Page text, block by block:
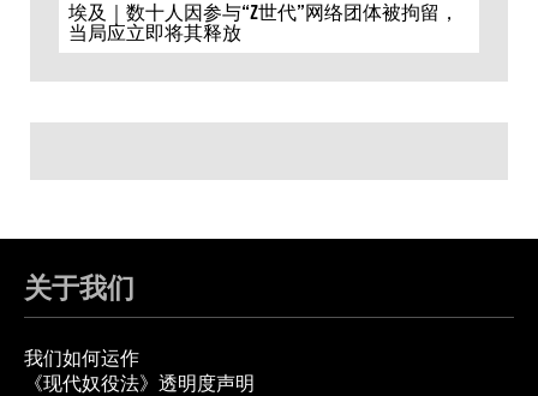
埃及｜数十人因参与“Z世代”网络团体被拘留，
当局应立即将其释放
关于我们
我们如何运作
《现代奴役法》透明度声明